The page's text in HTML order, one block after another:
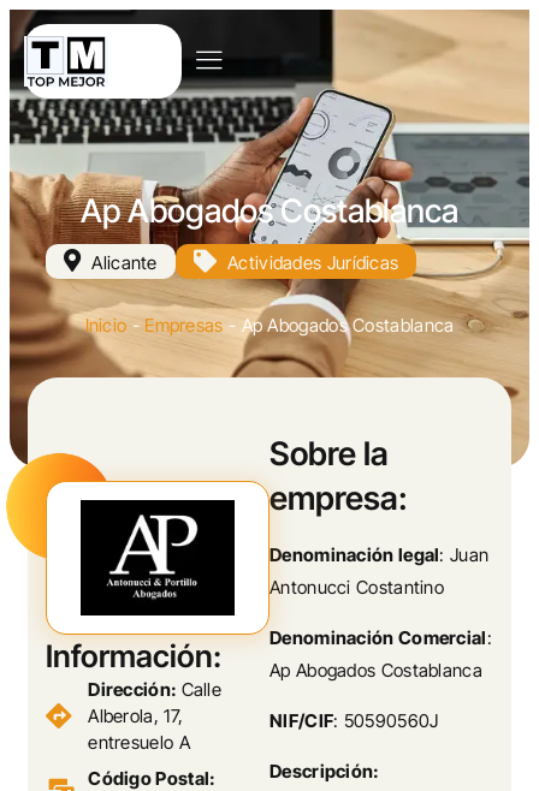
Ap Abogados Costablanca
Alicante Actividades Jurídicas
Inicio - Empresas - Ap Abogados Costablanca
Sobre la
empresa:
Denominación legal: Juan
Antonucci Costantino
Denominación Comercial:
Ap Abogados Costablanca
NIF/CIF: 50590560J
Descripción:
Información:
Dirección: Calle
Alberola, 17,
entresuelo A
Código Postal: